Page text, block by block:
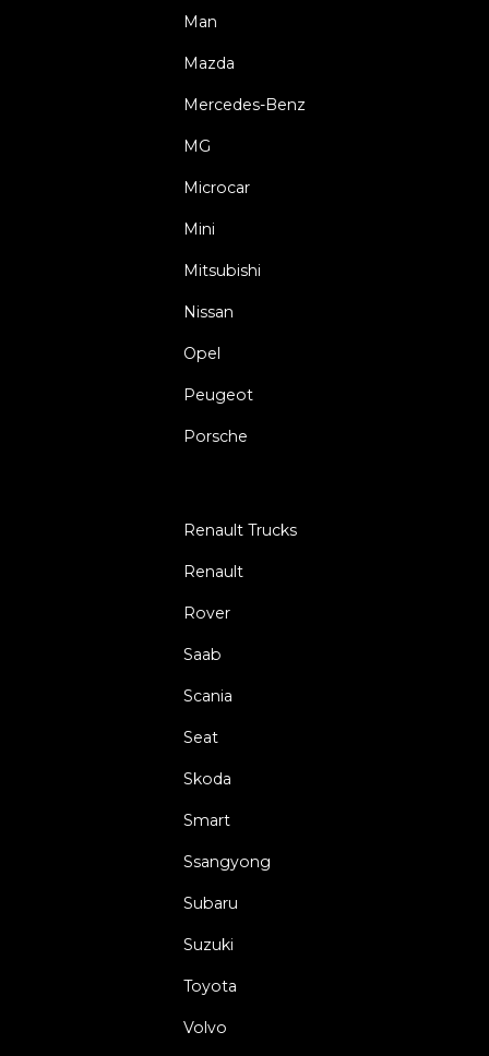
Man
Mazda
Mercedes-Benz
MG
Microcar
Mini
Mitsubishi
Nissan
Opel
Peugeot
Porsche
Renault Trucks
Renault
Rover
Saab
Scania
Seat
Skoda
Smart
Ssangyong
Subaru
Suzuki
Toyota
Volvo